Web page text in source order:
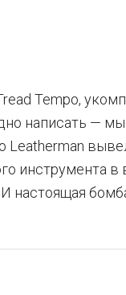
Tempo,
написать —
Leatherman
инструмента в
настоящая